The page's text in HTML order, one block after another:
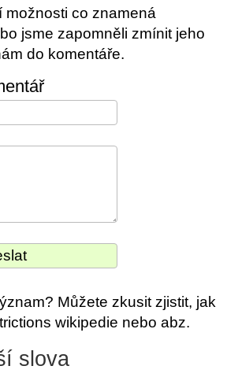
možnosti co znamená
jsme zapomněli zmínit jeho
do komentáře.
Můžete zkusit zjistit, jak
wikipedie nebo abz.
slova